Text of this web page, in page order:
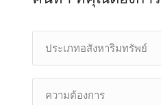
ประเภทอสังหาริมทรัพย์
ความต้องการ